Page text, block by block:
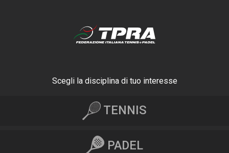
Scegli la disciplina di tuo interesse
TENNIS
PADEL